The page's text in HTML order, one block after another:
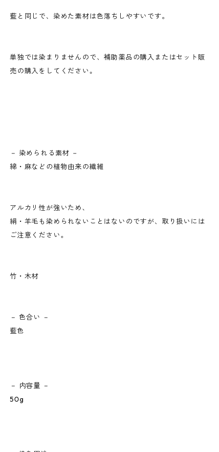
藍と同じで、染めた素材は色落ちしやすいです。
単独では染まりませんので、補助薬品の購入またはセット販
売の購入をしてください。
－ 染められる素材 －
綿・麻などの植物由来の繊維
アルカリ性が強いため、
絹・羊毛も染められないことはないのですが、取り扱いには
ご注意ください。
竹・木材
－ 色合い －
藍色
－ 内容量 －
50g